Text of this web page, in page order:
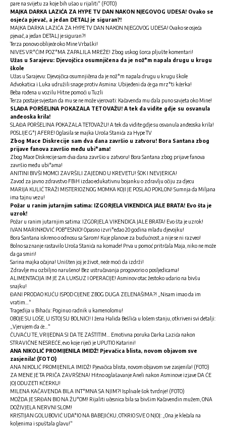
pare na svijetu za koje bih ušao u rijaliti“ (FOTO)
MAJKA DARKA LAZIĆA ZA HYPE TV DAN NAKON NJEGOVOG UDESA! Ovako se
osjeća pjevač, a jedan DETALJ je siguran?!
MAJKA DARKA LAZIĆA ZA HYPE TV DAN NAKON NJEGOVOG UDESA! Ovako se osjeća
pjevač, a jedan DETALJ je siguran?!
Terza ponovo oblijeće oko Mine Vrbaški!
NIVES VR*ĆIM POZ*MA ZAPALILA MREŽE! Zbog uskog šorca pljušte komentari!
Užas u Sarajevu: Djevojčica osumnjičena da je nož*m napala drugu u krugu
škole
Užas u Sarajevu: Djevojčica osumnjičena da je nož*m napala drugu u krugu škole
Advokatica i Luka udružili snage protiv Asmina: Ubijeđeni da će ga mrz*ti kćerka!
Beba rođena u vozilu Hitne pomoći u Tuzli
Terza postaje svjestan da mu se ne može vjerovati: Kačavenda mu dala puno savjeta oko Mine!
SLAĐA PORŠELINA POKAZALA TETOVAŽU! A tek da vidite gdje su osvanula
anđeoska krila!
SLAĐA PORŠELINA POKAZALA TETOVAŽU! A tek da vidite gdje su osvanula anđeoska krila!
POSLIJE G*J AFERE! Oglasila se majka Uroša Stanića za Hype TV
Zbog Mace Diskrecije sam dva dana završio u zatvoru! Bora Santana zbog
prijave fanova završio među ubi*ama!
Zbog Mace Diskrecije sam dva dana završio u zatvoru! Bora Santana zbog prijave fanova
završio među ubi*ama!
ANITINI BIVŠI MOMCI ZAVRŠILI ZAJEDNO U KREVETU! ŠOK I NEVJERICA!
Zavod za javno zdravstvo FBiH izdao edukativnu bojanku o zdravlju očiju za djecu
MARIJA KULIĆ TRAŽI MISTERIOZNOG MOMKA KOJI JE POSLAO POKLON! Sumnja da Miljana
ima tajnu vezu!
Požar u ranim jutarnjim satima: IZGORJELA VIKENDICA JALE BRATA! Evo šta je
uzrok!
Požar u ranim jutarnjim satima: IZGORJELA VIKENDICA JALE BRATA! Evo šta je uzrok!
IVAN MARINKOVIĆ POB*ESNIO! Opasno izvri*eđao 20 godina mlađu djevojku!
Bora Santana iskreno o odnosu sa Sarom! Kuje planove za budućnost, a nije se ni razveo!
Bolno saznanje rastavilo Uroša Stanića na komade! Prva u pomoć pritrčala Maja, niko ne može
da ga smiri!
Sarina majka očajna! Uništen joj je život, neće moći da izdrži!
Zdravlje mu ozbiljno narušeno! Bez ustručavanja progovorio o posljedicama!
ALIMENTACIJA IM JE ZA LUKSUZ I OPERACIJE! Asminov otac žestoko udario na bivšu
snajku!
ĐANI PRODAO KUĆU ISPOD CIJENE ZBOG DUGA ZELENAŠIMA?! „Nisam imao da im
vratim…“
Tragedija u Bihaću: Poginuo radnik u kamenolomu!
OBOJE SU LOŠE, U ISTOJ SU BOLNICI! I žena Halida Bešlića u lošem stanju, otkriveni svi detalji:
„Vjerujem da će…“
ČUVAĆU TE, VRIJEDNA SI DA TE ZAŠTITIM… Emotivna poruka Darka Lazića nakon
STRAVIČNE NESREĆE, evo koje riječi je UPUTIO Katarini!
ANA NIKOLIĆ PROMIJENILA IMIDŽ! Pjevačica blista, novom objavom sve
zasjenila! (FOTO)
ANA NIKOLIĆ PROMIJENILA IMIDŽ! Pjevačica blista, novom objavom sve zasjenila! (FOTO)
ZA MENE JE TA PRIČA ZAVRŠENA! Hitno oglašavanje Aneli nakon Asminove izjave DA ĆE
JOJ ODUZETI KĆERKU!
MILENA KAČAVENDA BILA INT*MNA SA NJIM?! Isplivale šok tvrdnje! (FOTO)
MOŽDA JE SRĐAN BIO NA ŽU*OM! Rijaliti učesnica bila sa bivšim Kačavendin mužem, ONA
DOŽIVJELA NERVNI SLOM!
KRISTIJAN GOLUBOVIĆ UDA*IO NA BABEJIĆKU, OTKRIO SVE O NJOJ: „Ona je klečala na
koljenima i spuštala glavu!“